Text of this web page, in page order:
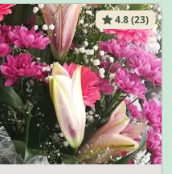
4.8 (23)